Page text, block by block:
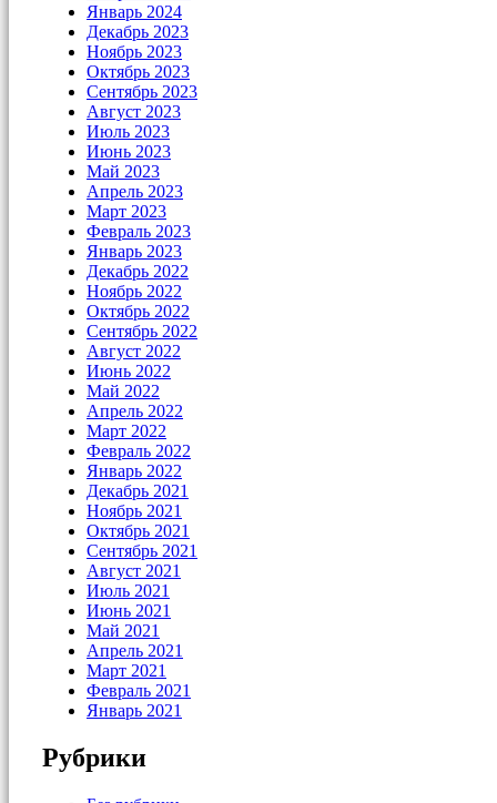
Январь 2024
Декабрь 2023
Ноябрь 2023
Октябрь 2023
Сентябрь 2023
Август 2023
Июль 2023
Июнь 2023
Май 2023
Апрель 2023
Март 2023
Февраль 2023
Январь 2023
Декабрь 2022
Ноябрь 2022
Октябрь 2022
Сентябрь 2022
Август 2022
Июнь 2022
Май 2022
Апрель 2022
Март 2022
Февраль 2022
Январь 2022
Декабрь 2021
Ноябрь 2021
Октябрь 2021
Сентябрь 2021
Август 2021
Июль 2021
Июнь 2021
Май 2021
Апрель 2021
Март 2021
Февраль 2021
Январь 2021
Рубрики